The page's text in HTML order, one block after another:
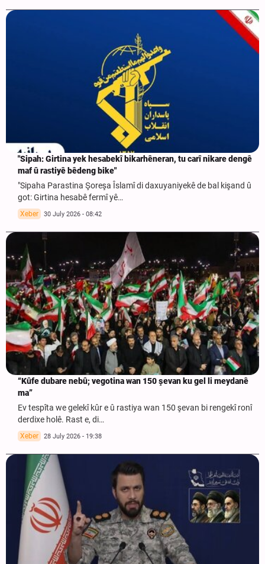
"Sipah: Girtina yek hesabekî bikarhêneran, tu carî nikare dengê
maf û rastiyê bêdeng bike"
"Sipaha Parastina Şoreşa Îslamî di daxuyaniyekê de bal kişand û
got: Girtina hesabê fermî yê…
Xeber 30 July 2026 - 08:42
“Kûfe dubare nebû; vegotina wan 150 şevan ku gel li meydanê
ma”
Ev tespîta we gelekî kûr e û rastiya wan 150 şevan bi rengekî ronî
derdixe holê. Rast e, di…
Xeber 28 July 2026 - 19:38